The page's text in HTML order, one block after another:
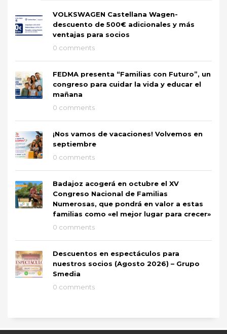
VOLKSWAGEN Castellana Wagen-
descuento de 500€ adicionales y más
ventajas para socios
0 comments
FEDMA presenta “Familias con Futuro”, un
congreso para cuidar la vida y educar el
mañana
0 comments
¡Nos vamos de vacaciones! Volvemos en
septiembre
0 comments
Badajoz acogerá en octubre el XV
Congreso Nacional de Familias
Numerosas, que pondrá en valor a estas
familias como «el mejor lugar para crecer»
0 comments
Descuentos en espectáculos para
nuestros socios (Agosto 2026) – Grupo
Smedia
0 comments